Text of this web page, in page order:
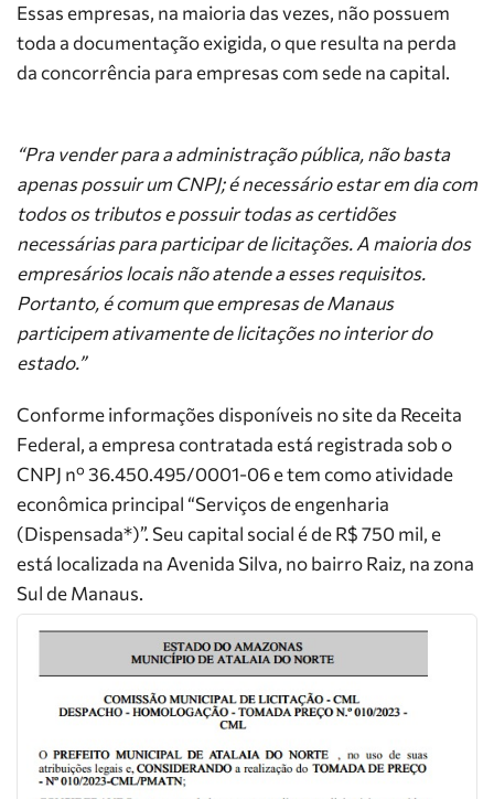
Essas empresas, na maioria das vezes, não possuem
toda a documentação exigida, o que resulta na perda
da concorrência para empresas com sede na capital.
“Pra vender para a administração pública, não basta
apenas possuir um CNPJ; é necessário estar em dia com
todos os tributos e possuir todas as certidões
necessárias para participar de licitações. A maioria dos
empresários locais não atende a esses requisitos.
Portanto, é comum que empresas de Manaus
participem ativamente de licitações no interior do
estado.”
Conforme informações disponíveis no site da Receita
Federal, a empresa contratada está registrada sob o
CNPJ nº 36.450.495/0001-06 e tem como atividade
econômica principal “Serviços de engenharia
(Dispensada*)”. Seu capital social é de R$ 750 mil, e
está localizada na Avenida Silva, no bairro Raiz, na zona
Sul de Manaus.